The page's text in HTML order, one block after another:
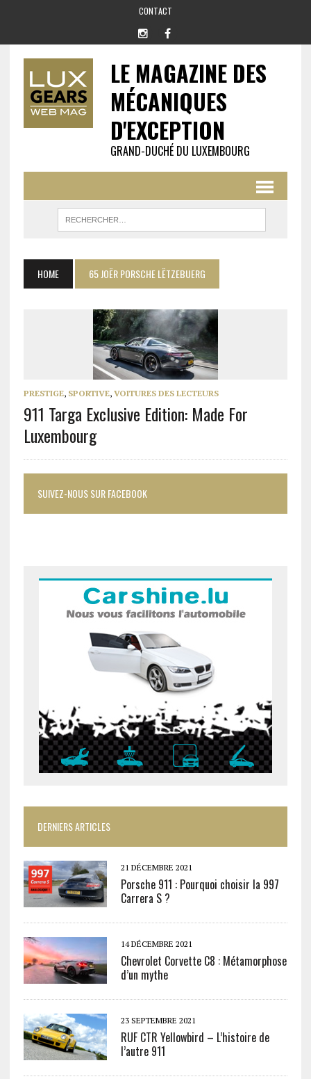
CONTACT
LE MAGAZINE DES
MÉCANIQUES
D'EXCEPTION
GRAND-DUCHÉ DU LUXEMBOURG
HOME 65 JOËR PORSCHE LËTZEBUERG
PRESTIGE, SPORTIVE, VOITURES DES LECTEURS
911 Targa Exclusive Edition: Made For
Luxembourg
SUIVEZ-NOUS SUR FACEBOOK
DERNIERS ARTICLES
21 DÉCEMBRE 2021
Porsche 911 : Pourquoi choisir la 997
Carrera S ?
14 DÉCEMBRE 2021
Chevrolet Corvette C8 : Métamorphose
d’un mythe
23 SEPTEMBRE 2021
RUF CTR Yellowbird – L’histoire de
l’autre 911